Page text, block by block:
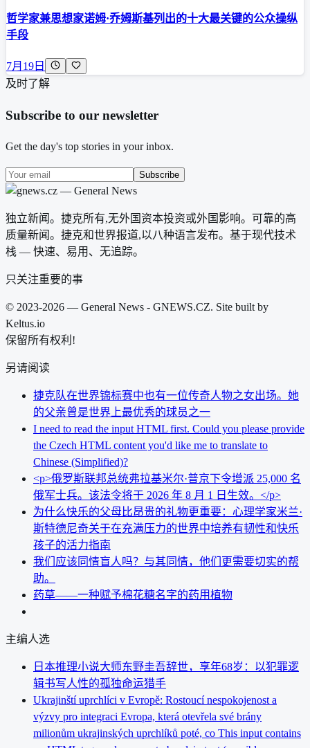
哲学家兼思想家诺姆·乔姆斯基列出的十大最关键的公众操纵
手段
7月19日
及时了解
Subscribe to our newsletter
Get the day's top stories in your inbox.
Subscribe
独立新闻。捷克所有,无外国资本投资或外国影响。可靠的高
质量新闻。捷克和世界报道,以八种语言发布。基于现代技术
栈 — 快速、易用、无追踪。
只关注重要的事
© 2023-2026 — General News - GNEWS.CZ. Site built by
Keltus.io
保留所有权利!
另请阅读
捷克队在世界锦标赛中也有一位传奇人物之女出场。她
的父亲曾是世界上最优秀的球员之一
I need to read the input HTML first. Could you please provide
the Czech HTML content you'd like me to translate to
Chinese (Simplified)?
<p>俄罗斯联邦总统弗拉基米尔·普京下令增派 25,000 名
俄军士兵。该法令将于 2026 年 8 月 1 日生效。</p>
为什么快乐的父母比昂贵的礼物更重要：心理学家米兰·
斯特德尼奇关于在充满压力的世界中培养有韧性和快乐
孩子的活力指南
我们应该同情盲人吗？与其同情，他们更需要切实的帮
助。
药草——一种赋予棉花糖名字的药用植物
主编人选
日本推理小说大师东野圭吾辞世，享年68岁：以犯罪逻
辑书写人性的孤独命运猎手
Ukrajinští uprchlíci v Evropě: Rostoucí nespokojenost a
výzvy pro integraci Evropa, která otevřela své brány
milionům ukrajinských uprchlíků poté, co This input contains